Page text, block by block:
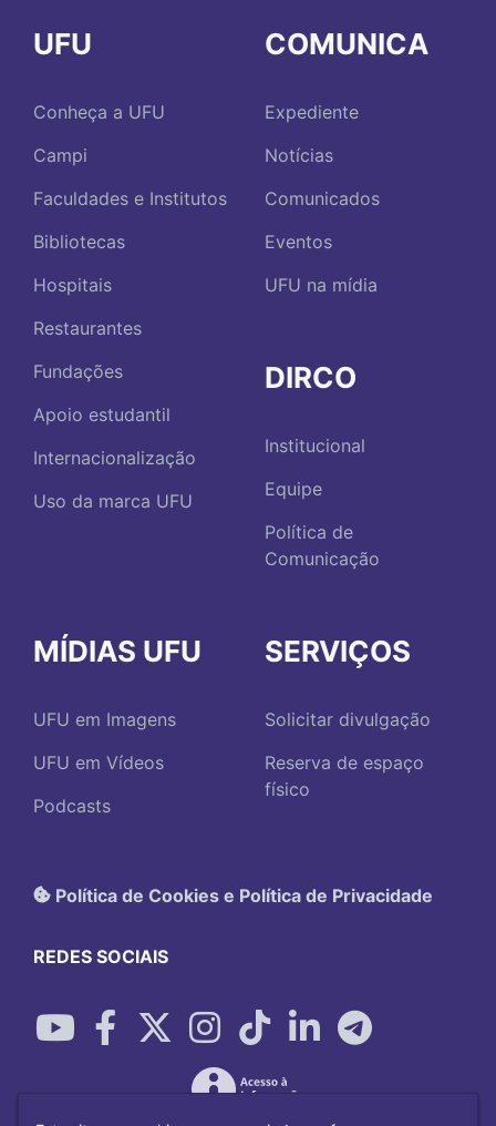
UFU
Conheça a UFU
Campi
Faculdades e Institutos
Bibliotecas
Hospitais
Restaurantes
Fundações
Apoio estudantil
Internacionalização
Uso da marca UFU
COMUNICA
Expediente
Notícias
Comunicados
Eventos
UFU na mídia
DIRCO
Institucional
Equipe
Política de
Comunicação
MÍDIAS UFU
UFU em Imagens
UFU em Vídeos
Podcasts
SERVIÇOS
Solicitar divulgação
Reserva de espaço
físico
Política de Cookies e Política de Privacidade
REDES SOCIAIS